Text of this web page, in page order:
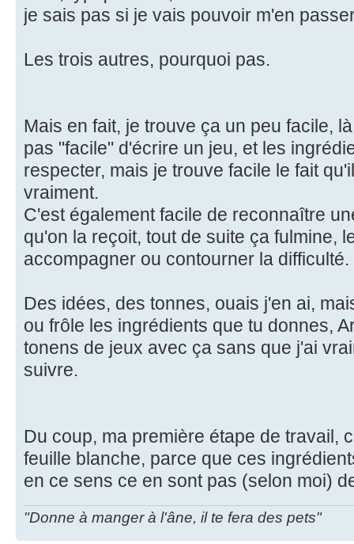
je sais pas si je vais pouvoir m'en
Les trois autres, pourquoi pas.
Mais en fait, je trouve ça un peu facile,
pas "facile" d'écrire un jeu, et les
respecter, mais je trouve facile le fait
vraiment.
C'est également facile de reconnaître
qu'on la reçoit, tout de suite ça fulmine,
accompagner ou contourner la difficulté.
Des idées, des tonnes, ouais j'en ai,
ou frôle les ingrédients que tu donnes,
tonens de jeux avec ça sans que j'ai
suivre.
Du coup, ma première étape de travail,
feuille blanche, parce que ces
en ce sens ce en sont pas (selon moi)
"Donne à manger à l'âne, il te fera des pets"